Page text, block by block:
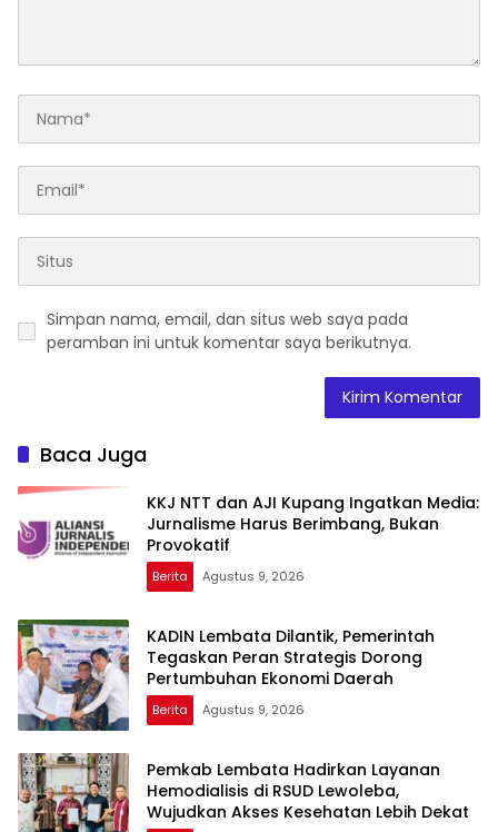
Simpan nama, email, dan situs web saya pada
peramban ini untuk komentar saya berikutnya.
Baca Juga
KKJ NTT dan AJI Kupang Ingatkan Media:
Jurnalisme Harus Berimbang, Bukan
Provokatif
Berita Agustus 9, 2026
KADIN Lembata Dilantik, Pemerintah
Tegaskan Peran Strategis Dorong
Pertumbuhan Ekonomi Daerah
Berita Agustus 9, 2026
Pemkab Lembata Hadirkan Layanan
Hemodialisis di RSUD Lewoleba,
Wujudkan Akses Kesehatan Lebih Dekat